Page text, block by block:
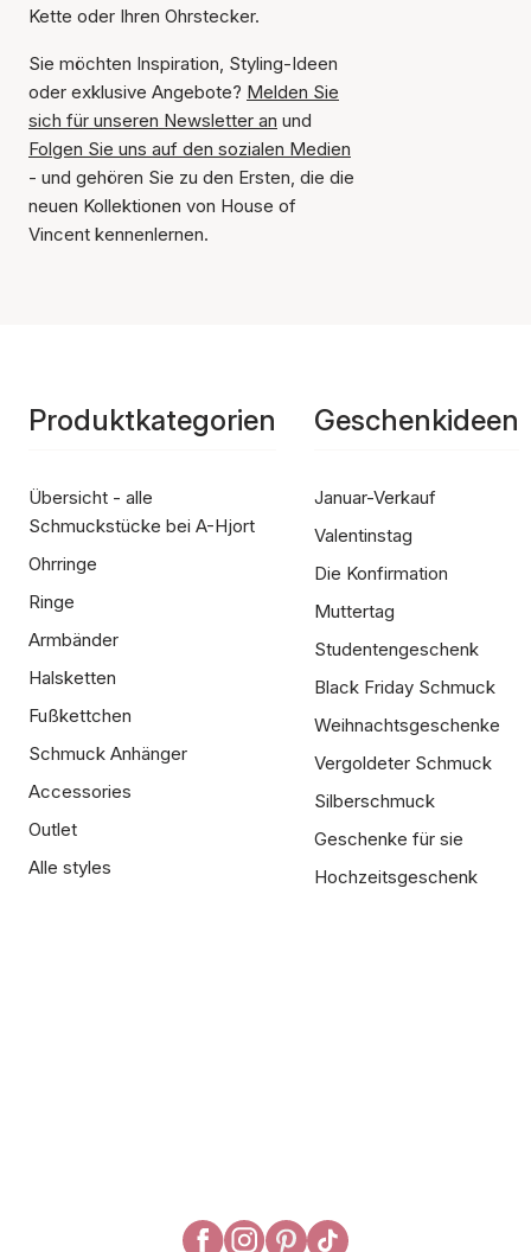
Kette oder Ihren Ohrstecker.
Sie möchten Inspiration, Styling-Ideen
oder exklusive Angebote? Melden Sie
sich für unseren Newsletter an und
Folgen Sie uns auf den sozialen Medien
- und gehören Sie zu den Ersten, die die
neuen Kollektionen von House of
Vincent kennenlernen.
Produktkategorien
Übersicht - alle
Schmuckstücke bei A-Hjort
Ohrringe
Ringe
Armbänder
Halsketten
Fußkettchen
Schmuck Anhänger
Accessories
Outlet
Alle styles
Geschenkideen
Januar-Verkauf
Valentinstag
Die Konfirmation
Muttertag
Studentengeschenk
Black Friday Schmuck
Weihnachtsgeschenke
Vergoldeter Schmuck
Silberschmuck
Geschenke für sie
Hochzeitsgeschenk